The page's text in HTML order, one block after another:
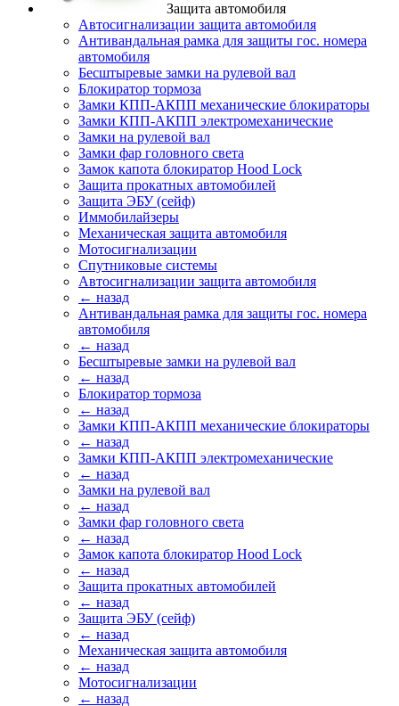
Защита автомобиля
Автосигнализации защита автомобиля
Антивандальная рамка для защиты гос. номера
автомобиля
Бесштыревые замки на рулевой вал
Блокиратор тормоза
Замки КПП-АКПП механические блокираторы
Замки КПП-АКПП электромеханические
Замки на рулевой вал
Замки фар головного света
Замок капота блокиратор Hood Lock
Защита прокатных автомобилей
Защита ЭБУ (сейф)
Иммобилайзеры
Механическая защита автомобиля
Мотосигнализации
Спутниковые системы
Автосигнализации защита автомобиля
← назад
Антивандальная рамка для защиты гос. номера
автомобиля
← назад
Бесштыревые замки на рулевой вал
← назад
Блокиратор тормоза
← назад
Замки КПП-АКПП механические блокираторы
← назад
Замки КПП-АКПП электромеханические
← назад
Замки на рулевой вал
← назад
Замки фар головного света
← назад
Замок капота блокиратор Hood Lock
← назад
Защита прокатных автомобилей
← назад
Защита ЭБУ (сейф)
← назад
Механическая защита автомобиля
← назад
Мотосигнализации
← назад